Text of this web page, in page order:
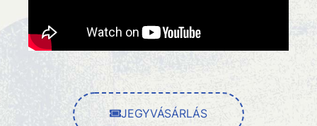
JEGYVÁSÁRLÁS